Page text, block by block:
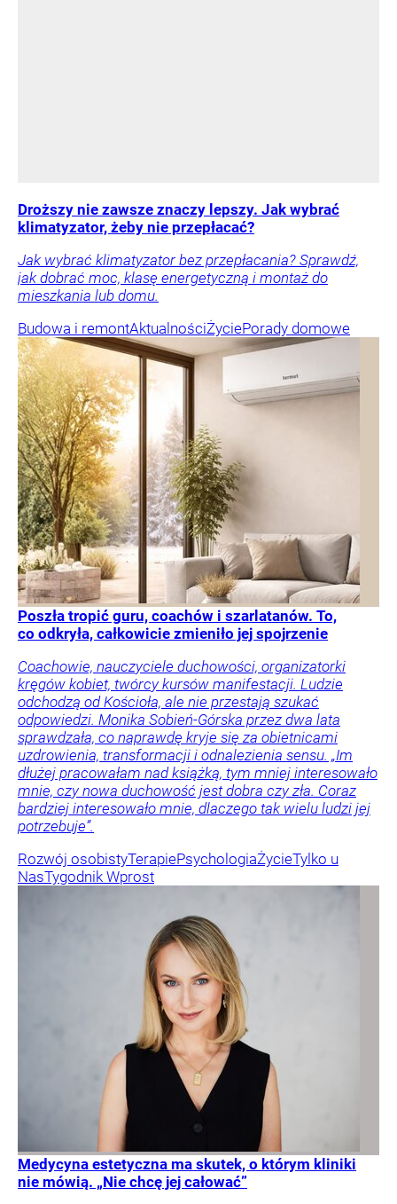
Droższy nie zawsze znaczy lepszy. Jak wybrać
klimatyzator, żeby nie przepłacać?
Jak wybrać klimatyzator bez przepłacania? Sprawdź,
jak dobrać moc, klasę energetyczną i montaż do
mieszkania lub domu.
Budowa i remontAktualnościŻyciePorady domowe
Poszła tropić guru, coachów i szarlatanów. To,
co odkryła, całkowicie zmieniło jej spojrzenie
Coachowie, nauczyciele duchowości, organizatorki
kręgów kobiet, twórcy kursów manifestacji. Ludzie
odchodzą od Kościoła, ale nie przestają szukać
odpowiedzi. Monika Sobień-Górska przez dwa lata
sprawdzała, co naprawdę kryje się za obietnicami
uzdrowienia, transformacji i odnalezienia sensu. „Im
dłużej pracowałam nad książką, tym mniej interesowało
mnie, czy nowa duchowość jest dobra czy zła. Coraz
bardziej interesowało mnie, dlaczego tak wielu ludzi jej
potrzebuje”.
Rozwój osobistyTerapiePsychologiaŻycieTylko u
NasTygodnik Wprost
Medycyna estetyczna ma skutek, o którym kliniki
nie mówią. „Nie chcę jej całować”